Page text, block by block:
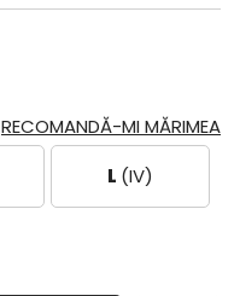
RECOMANDĂ-MI MĂRIMEA
L (IV)